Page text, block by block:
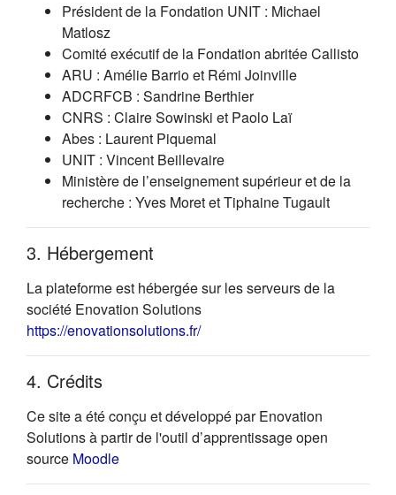
Président de la Fondation UNIT : Michael
Matlosz
Comité exécutif de la Fondation abritée Callisto
ARU : Amélie Barrio et Rémi Joinville
ADCRFCB : Sandrine Berthier
CNRS : Claire Sowinski et Paolo Laï
Abes : Laurent Piquemal
UNIT : Vincent Beillevaire
Ministère de l’enseignement supérieur et de la
recherche : Yves Moret et Tiphaine Tugault
3. Hébergement
La plateforme est hébergée sur les serveurs de la
société Enovation Solutions
https://enovationsolutions.fr/(s'ouvre dans un nouvel onglet)
4. Crédits
Ce site a été conçu et développé par Enovation
Solutions à partir de l'outil d’apprentissage open
source Moodle(s'ouvre dans un nouvel onglet)